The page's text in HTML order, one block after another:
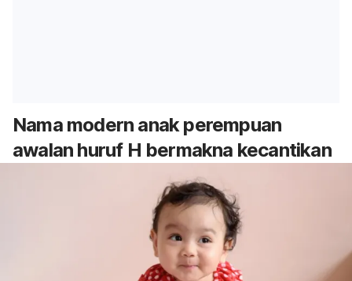
Nama modern anak perempuan
awalan huruf H bermakna kecantikan